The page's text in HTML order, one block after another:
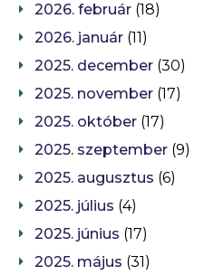
2026. február (18)
2026. január (11)
2025. december (30)
2025. november (17)
2025. október (17)
2025. szeptember (9)
2025. augusztus (6)
2025. július (4)
2025. június (17)
2025. május (31)